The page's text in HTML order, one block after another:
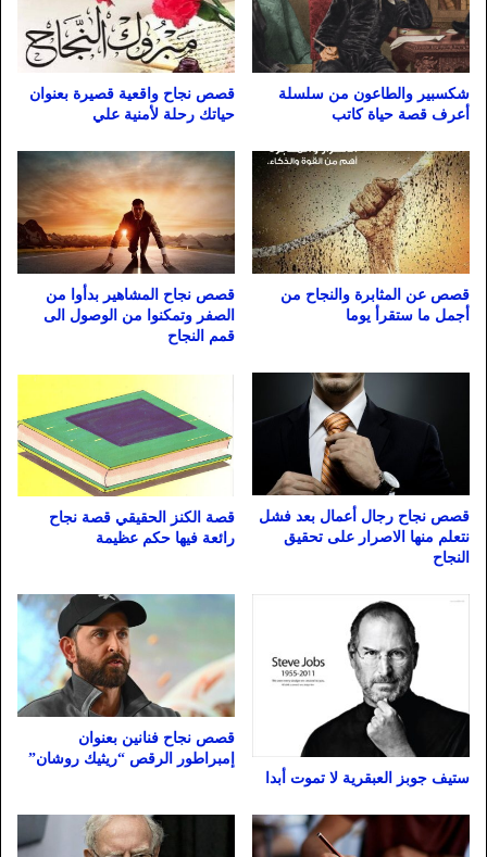
شكسبير والطاعون من سلسلة
أعرف قصة حياة كاتب
قصص نجاح واقعية قصيرة بعنوان
حياتك رحلة لأمنية علي
قصص عن المثابرة والنجاح من
أجمل ما ستقرأ يوما
قصص نجاح المشاهير بدأوا من
الصفر وتمكنوا من الوصول الى
قمم النجاح
قصص نجاح رجال أعمال بعد فشل
نتعلم منها الاصرار على تحقيق
النجاح
قصة الكنز الحقيقي قصة نجاح
رائعة فيها حكم عظيمة
ستيف جوبز العبقرية لا تموت أبدا
قصص نجاح فنانين بعنوان
إمبراطور الرقص “ريثيك روشان”